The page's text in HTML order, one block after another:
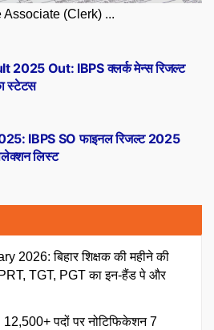
Associate (Clerk) ...
IBPS SO फाइनल रिजल्ट 2025
लिस्ट
2025 Out: IBPS क्लर्क मेन्स रिजल्ट
स्टेटस
2026: बिहार शिक्षक की महीने की
TGT, PGT का इन-हैंड पे और
12,500+ पदों पर नोटिफिकेशन 7